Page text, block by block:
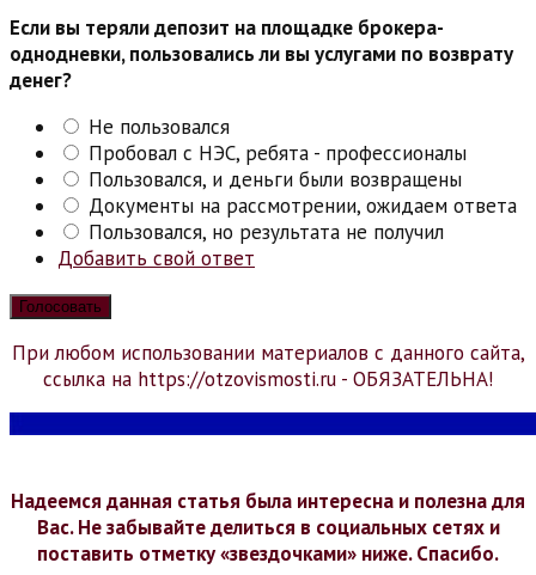
Если вы теряли депозит на площадке брокера-
однодневки, пользовались ли вы услугами по возврату
денег?
Не пользовался
Пробовал с НЭС, ребята - профессионалы
Пользовался, и деньги были возвращены
Документы на рассмотрении, ожидаем ответа
Пользовался, но результата не получил
Добавить свой ответ
При любом использовании материалов с данного сайта,
ссылка на https://otzovismosti.ru - ОБЯЗАТЕЛЬНА!
Надеемся данная статья была интересна и полезна для
Вас. Не забывайте делиться в социальных сетях и
поставить отметку «звездочками» ниже. Спасибо.